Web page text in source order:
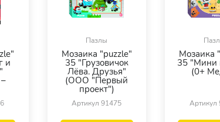
и
Пазлы
Мозаика "puzzle"
35 "Грузовичок
Лёва. Друзья"
(ООО "Первый
проект")
Артикул 91475
Мозаика
35 "Мини
(0+
Артикул